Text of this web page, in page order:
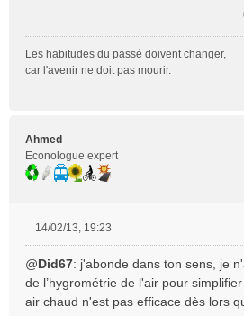
Les habitudes du passé doivent changer,
car l'avenir ne doit pas mourir.
Ahmed
Econologue expert
s
s
a
14/02/13, 19:23
@Did67: j'abonde dans ton sens, je
de l’hygrométrie de l'air pour
air chaud n'est pas efficace dès lors